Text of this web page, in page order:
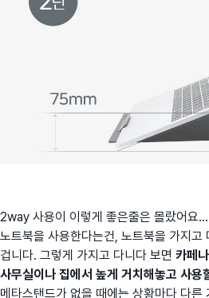
2way 사용이 이렇게 좋은줄은 몰랐어요...
노트북을 사용한다는건, 노트북을 가지고
겁니다. 그렇게 가지고 다니다 보면 카페
사무실이나 집에서 높게 거치해놓고 사용
메타스탠드가 없을 때에는 상황마다 다른